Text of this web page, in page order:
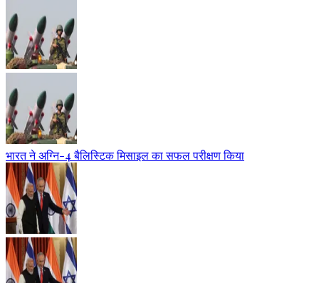
भारत ने अग्नि-4 बैलिस्टिक मिसाइल का सफल परीक्षण किया